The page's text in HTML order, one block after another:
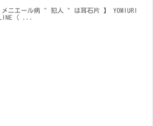
メニエール病 " 犯人 " は耳石片 】 YOMIURI
( ...